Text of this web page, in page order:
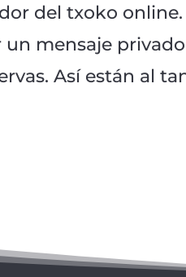
del txoko
mensaje
Así están al